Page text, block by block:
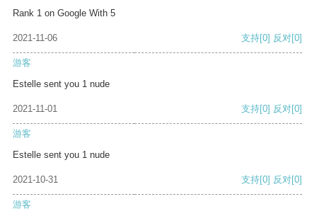
Rank 1 on Google With 5
2021-11-06 支持[0] 反对[0]
游客
Estelle sent you 1 nude
2021-11-01 支持[0] 反对[0]
游客
Estelle sent you 1 nude
2021-10-31 支持[0] 反对[0]
游客